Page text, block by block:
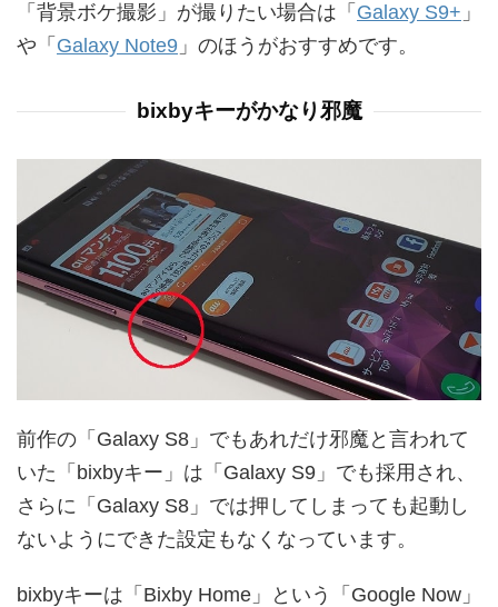
「背景ボケ撮影」が撮りたい場合は「 Galaxy S9+ 」
や「 Galaxy Note9 」のほうがおすすめです。
bixbyキーがかなり邪魔
前作の「Galaxy S8」でもあれだけ邪魔と言われて
いた「bixbyキー」は「Galaxy S9」でも採用され、
さらに「Galaxy S8」では押してしまっても起動し
ないようにできた設定もなくなっています。
bixbyキーは「Bixby Home」という「Google Now」